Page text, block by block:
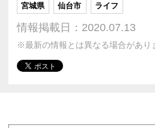
宮城県 仙台市 ライフ
情報掲載日：2020.07.13
※最新の情報とは異なる場合があり